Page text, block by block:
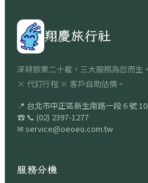
翔慶旅行社
深耕旅業二十載，三大服務為您而生
× 代訂行程 × 客戶自助估價。
📍 台北市中正區新生南路一段 6 號
☎ 📞 (02) 2397-1277
✉ service@oeoeo.com.tw
服務分機